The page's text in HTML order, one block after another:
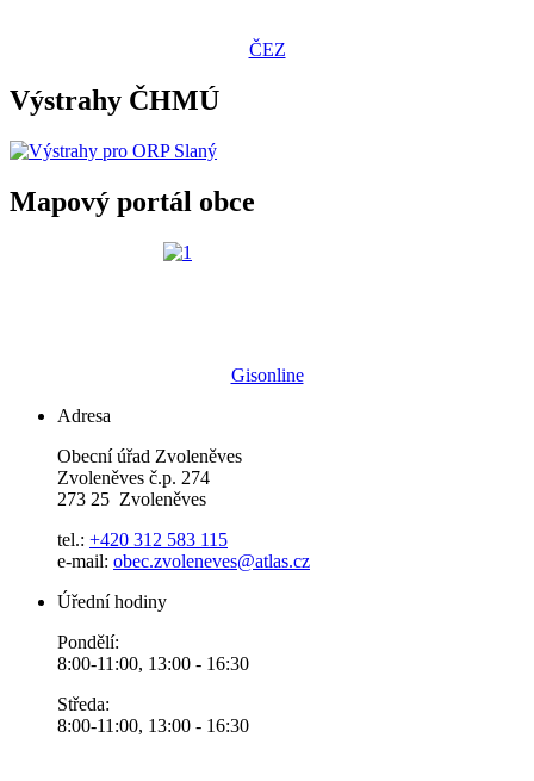
ČEZ
Výstrahy ČHMÚ
Mapový portál obce
Gisonline
Adresa
Obecní úřad Zvoleněves
Zvoleněves č.p. 274
273 25 Zvoleněves
tel.: +420 312 583 115
e-mail: obec.zvoleneves@atlas.cz
Úřední hodiny
Pondělí:
8:00-11:00, 13:00 - 16:30
Středa:
8:00-11:00, 13:00 - 16:30